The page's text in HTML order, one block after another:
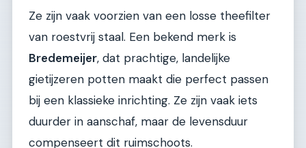
Ze zijn vaak voorzien van een losse theefilter
van roestvrij staal. Een bekend merk is
Bredemeijer, dat prachtige, landelijke
gietijzeren potten maakt die perfect passen
bij een klassieke inrichting. Ze zijn vaak iets
duurder in aanschaf, maar de levensduur
compenseert dit ruimschoots.